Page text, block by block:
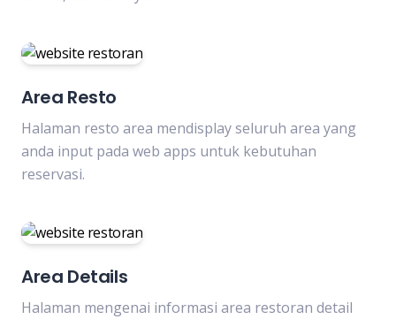
Area Resto
Halaman resto area mendisplay seluruh area yang
anda input pada web apps untuk kebutuhan
reservasi.
Area Details
Halaman mengenai informasi area restoran detail